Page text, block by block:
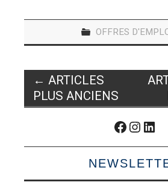
OFFRES
Navigation
des
← ARTICLES
PLUS ANCIENS
Facebook